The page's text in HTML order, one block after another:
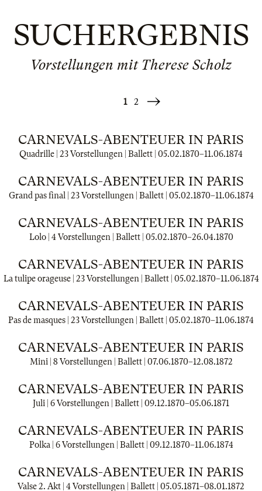
SUCHERGEBNIS
Vorstellungen mit Therese Scholz
1 2
Weiter
CARNEVALS-ABENTEUER IN PARIS
Quadrille | 23 Vorstellungen | Ballett | 05.02.1870–11.06.1874
CARNEVALS-ABENTEUER IN PARIS
Grand pas final | 23 Vorstellungen | Ballett | 05.02.1870–11.06.1874
CARNEVALS-ABENTEUER IN PARIS
Lolo | 4 Vorstellungen | Ballett | 05.02.1870–26.04.1870
CARNEVALS-ABENTEUER IN PARIS
La tulipe orageuse | 23 Vorstellungen | Ballett | 05.02.1870–11.06.1874
CARNEVALS-ABENTEUER IN PARIS
Pas de masques | 23 Vorstellungen | Ballett | 05.02.1870–11.06.1874
CARNEVALS-ABENTEUER IN PARIS
Mini | 8 Vorstellungen | Ballett | 07.06.1870–12.08.1872
CARNEVALS-ABENTEUER IN PARIS
Juli | 6 Vorstellungen | Ballett | 09.12.1870–05.06.1871
CARNEVALS-ABENTEUER IN PARIS
Polka | 6 Vorstellungen | Ballett | 09.12.1870–11.06.1874
CARNEVALS-ABENTEUER IN PARIS
Valse 2. Akt | 4 Vorstellungen | Ballett | 05.05.1871–08.01.1872